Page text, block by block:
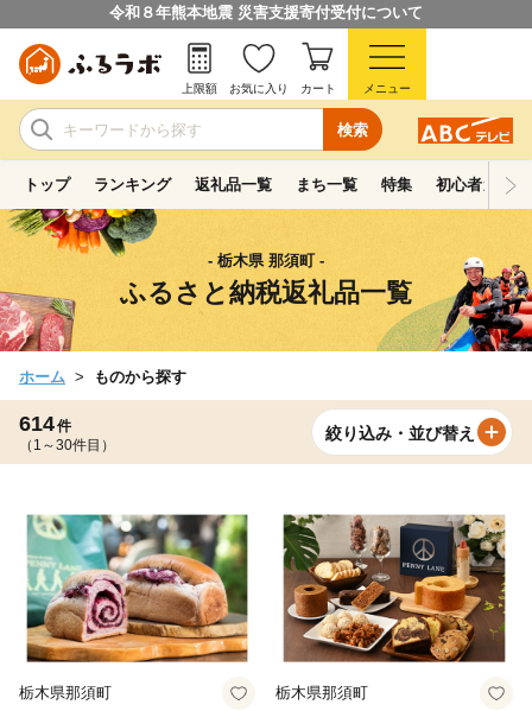
令和８年熊本地震 災害支援寄付受付について
検索
上限額 お気に入り カート メニュー
トップ ランキング 返礼品一覧 まち一覧 特集 初心者ガイド
- 栃木県 那須町 -
ふるさと納税返礼品一覧
ホーム ものから探す
614件
（1～30件目）
絞り込み・並び替え
栃木県那須町 栃木県那須町